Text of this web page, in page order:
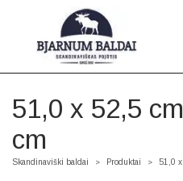
51,0 x 52,5
cm
Skandinaviški baldai > Produktai > 51,0